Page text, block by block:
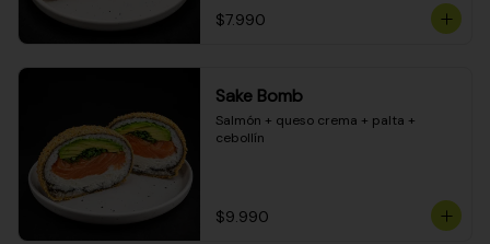
$7.990
Sake Bomb
Salmón + queso crema + palta +
cebollín
$9.990